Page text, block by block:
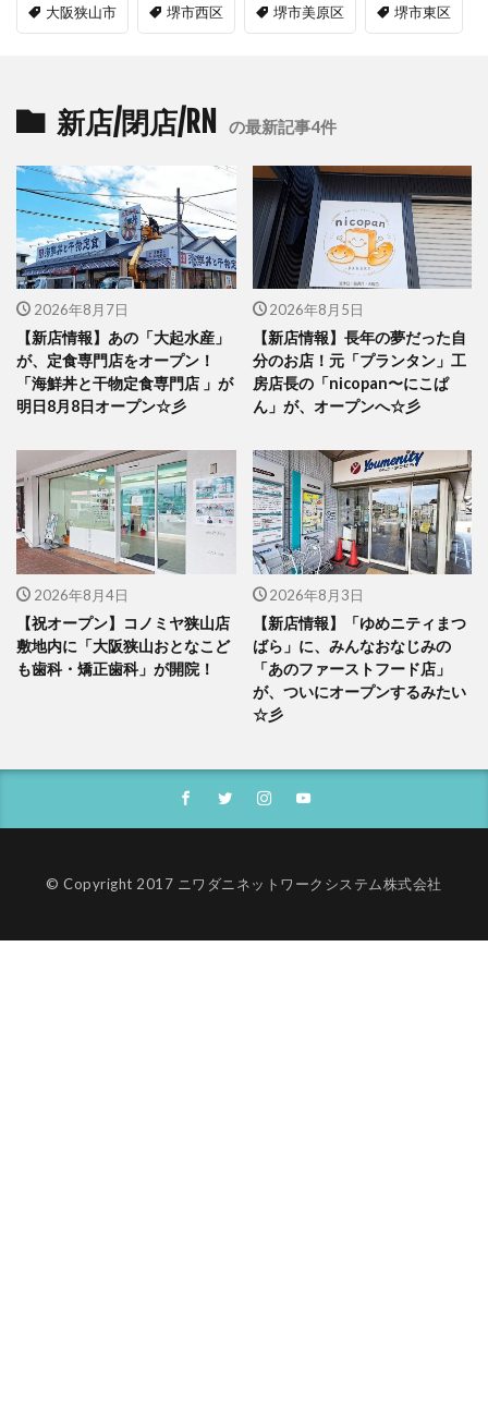
大阪狭山市 堺市西区 堺市美原区 堺市東区
新店/閉店/RN の最新記事4件
2026年8月7日
【新店情報】あの「大起水産」
が、定食専門店をオープン！
「海鮮丼と干物定食専門店 」が
明日8月8日オープン☆彡
2026年8月5日
【新店情報】長年の夢だった自
分のお店！元「プランタン」工
房店長の「nicopan〜にこぱ
ん」が、オープンへ☆彡
2026年8月4日
【祝オープン】コノミヤ狭山店
敷地内に「大阪狭山おとなこど
も歯科・矯正歯科」が開院！
2026年8月3日
【新店情報】「ゆめニティまつ
ばら」に、みんなおなじみの
「あのファーストフード店」
が、ついにオープンするみたい
☆彡
© Copyright 2017 ニワダニネットワークシステム株式会社